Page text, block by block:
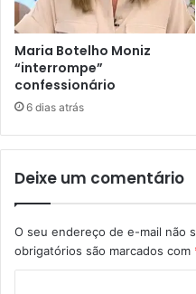
Maria Botelho Moniz
“interrompe”
confessionário
6 dias atrás
Deixe um comentário
O seu endereço de e-mail não
obrigatórios são marcados com